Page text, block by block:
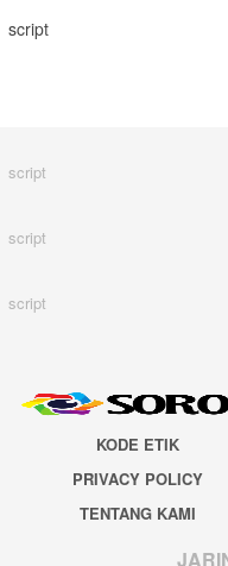
script
script
script
script
KODE ETIK
PRIVACY POLICY
TENTANG KAMI